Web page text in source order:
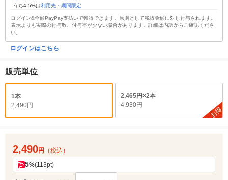
うち4.5%は利用先・期間限定
ログイン&全額PayPay支払いで獲得できます。原則として税抜金額に対し付与されます。
表示よりも実際の付与数、付与率が少ない場合があります。詳細は内訳からご確認くださ
い。
ログインはこちら
販売単位
1本
2,490円
2,465円×2本
4,930円
お得
2,490円 （税込）
5%(113pt)